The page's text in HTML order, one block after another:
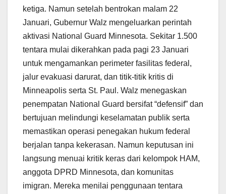
ketiga. Namun setelah bentrokan malam 22
Januari, Gubernur Walz mengeluarkan perintah
aktivasi National Guard Minnesota. Sekitar 1.500
tentara mulai dikerahkan pada pagi 23 Januari
untuk mengamankan perimeter fasilitas federal,
jalur evakuasi darurat, dan titik-titik kritis di
Minneapolis serta St. Paul. Walz menegaskan
penempatan National Guard bersifat “defensif” dan
bertujuan melindungi keselamatan publik serta
memastikan operasi penegakan hukum federal
berjalan tanpa kekerasan. Namun keputusan ini
langsung menuai kritik keras dari kelompok HAM,
anggota DPRD Minnesota, dan komunitas
imigran. Mereka menilai penggunaan tentara